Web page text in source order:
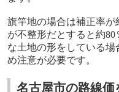
旗竿地の場合は補正率が
が不整形だとすると約80
な土地の形をしている
め注意が必要です。
名古屋市の路線